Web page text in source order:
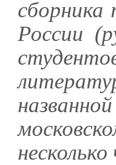
России